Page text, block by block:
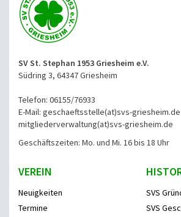
SV St. Stephan 1953 Griesheim e.V.
Südring 3, 64347 Griesheim
Telefon: 06155/76933
E-Mail: geschaeftsstelle(at)svs-griesheim.de
mitgliederverwaltung(at)svs-griesheim.de
Geschäftszeiten: Mo. und Mi. 16 bis 18 Uhr
VEREIN
Neuigkeiten
Termine
SVS
SVS